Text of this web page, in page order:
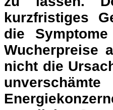
staatliche
Brüssel an
dies als
Wettbewerb“